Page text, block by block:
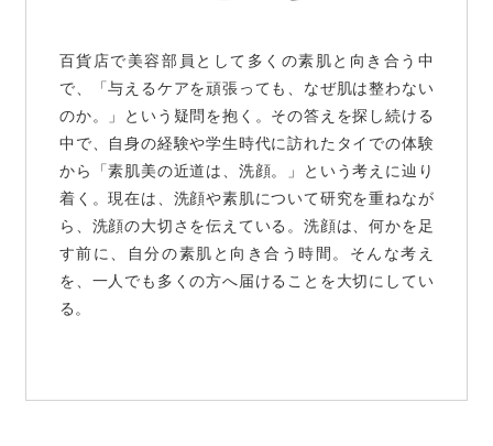
百貨店で美容部員として多くの素肌と向き合う中
で、「与えるケアを頑張っても、なぜ肌は整わない
のか。」という疑問を抱く。その答えを探し続ける
中で、自身の経験や学生時代に訪れたタイでの体験
から「素肌美の近道は、洗顔。」という考えに辿り
着く。現在は、洗顔や素肌について研究を重ねなが
ら、洗顔の大切さを伝えている。洗顔は、何かを足
す前に、自分の素肌と向き合う時間。そんな考え
を、一人でも多くの方へ届けることを大切にしてい
る。